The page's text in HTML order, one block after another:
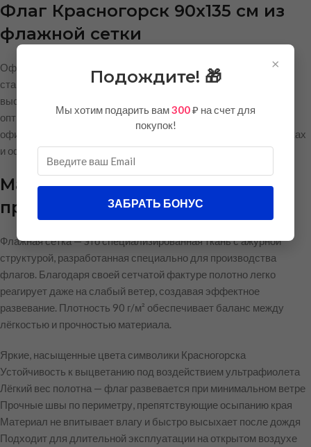
Флаг Красногорск 90х135 см из
флажной сетки
Официальный флаг города Красногорск выполнен в
стандартном размере 90х135 см и изготовлен из
высококачественной флажной сетки плотностью 90 г/м². Это
оптимальный вариант для использования на флагштоках, в
офисах, на торжественных мероприятиях, городских праздниках
и официальных церемониях.
Материал: флажная сетка
премиум-класса
Флажная сетка — это специализированная ткань с ажурной
структурой, разработанная специально для производства
флагов. Благодаря своей сетчатой фактуре полотно легко
реагирует даже на слабый ветер, создавая эффектное
развевание. Плотность 90 г/м² обеспечивает баланс между
лёгкостью и прочностью материала.
Яркие, насыщенные цвета символики Красногорска
Устойчивость к выцветанию под воздействием ультрафиолета
Лёгкий вес полотна — флаг развевается при минимальном ветре
Прочные швы по периметру, препятствующие осыпанию края
Материал не впитывает влагу и быстро высыхает после дождя
Подходит для длительной эксплуатации на открытом воздухе
×
Подождите! 🎁
Мы хотим подарить вам300₽ на счет для
покупок!
ЗАБРАТЬ БОНУС